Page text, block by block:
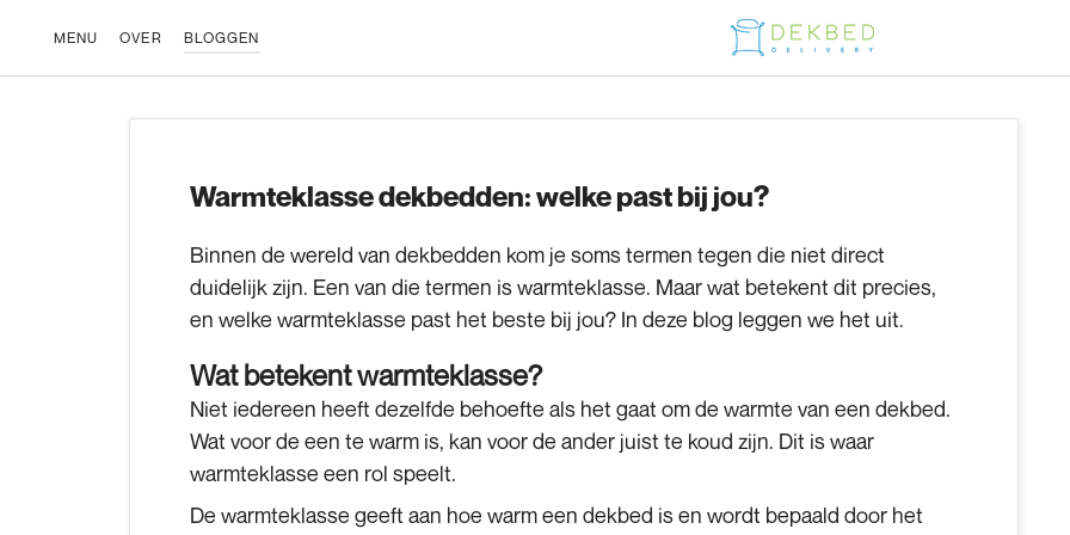
MENU OVER BLOGGEN
Warmteklasse dekbedden: welke past bij jou?
Binnen de wereld van dekbedden kom je soms termen tegen die niet direct
duidelijk zijn. Een van die termen iswarmteklasse. Maar wat betekent dit precies,
en welke warmteklasse past het beste bij jou? In deze blog leggen we het uit.
Wat betekent warmteklasse?
Niet iedereen heeft dezelfde behoefte als het gaat om de warmte van een dekbed.
Wat voor de een te warm is, kan voor de ander juist te koud zijn. Dit is waar
warmteklasse een rol speelt.
De warmteklasse geeft aan hoe warm een dekbed is en wordt bepaald door het